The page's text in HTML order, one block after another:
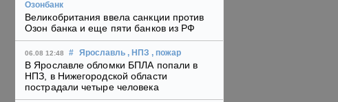
Озонбанк
Великобритания ввела санкции против
Озон банка и еще пяти банков из РФ
06.08 12:48 # Ярославль , НПЗ , пожар
В Ярославле обломки БПЛА попали в
НПЗ, в Нижегородской области
пострадали четыре человека